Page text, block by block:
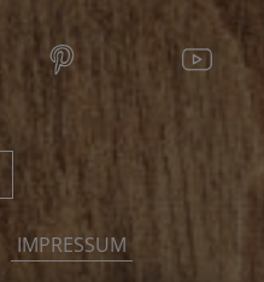
IMPRESSUM